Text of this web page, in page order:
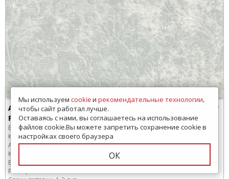
A042722 Плитка настенная Ape Majestic Azzurro
Rect 60x120
Бренд:Ape
Коллекция:Bellagio
Артикул:A042722
Код товара:
В коробке
Размер:
Мы используем cookieи рекомендательные технологии,
чтобы сайт работал лучше.
Оставаясь с нами, вы соглашаетесь на использование
файлов cookie.Вы можете запретить сохранение cookie в
настройках своего браузера
ОК